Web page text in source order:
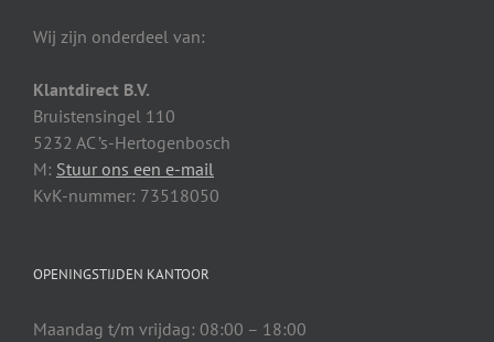
Wij zijn onderdeel van:
Klantdirect B.V.
Bruistensingel 110
5232 AC ’s-Hertogenbosch
M: Stuur ons een e-mail
KvK-nummer: 73518050
OPENINGSTIJDEN KANTOOR
Maandag t/m vrijdag: 08:00 – 18:00